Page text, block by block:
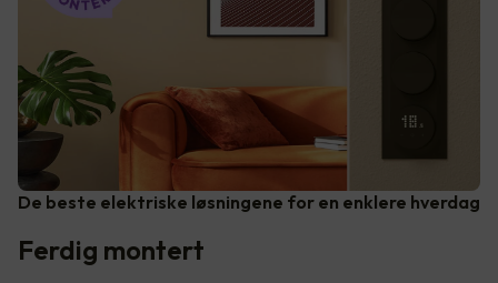
De beste elektriske løsningene for en enklere hverdag
Ferdig montert